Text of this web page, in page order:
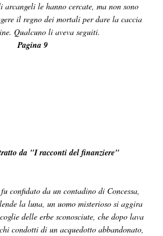
le hanno cercate, ma non sono
il regno dei mortali per dare la caccia
Qualcuno li aveva seguiti.
Pagina 9
da "I racconti del finanziere"
confidato da un contadino di Concessa,
la luna, un uomo misterioso si aggira
delle erbe sconosciute, che dopo lava
condotti di un acquedotto abbandonato,